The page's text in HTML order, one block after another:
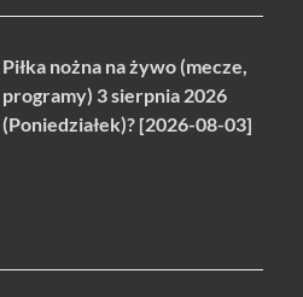
Piłka nożna na żywo (mecze,
programy) 3 sierpnia 2026
(Poniedziałek)? [2026-08-03]